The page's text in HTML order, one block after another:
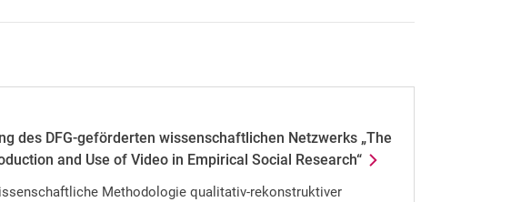
des DFG-geförderten wissenschaftlichen Netzwerks „The
and Use of Video in Empirical Social Research“
Methodologie qualitativ-rekonstruktiver